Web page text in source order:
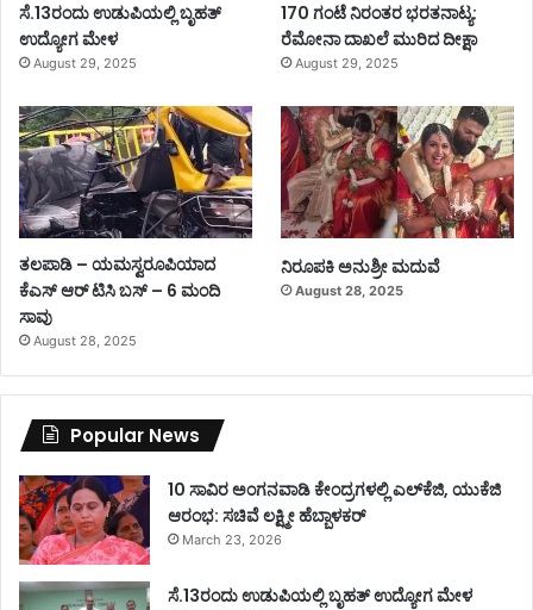
ಸೆ.13ರಂದು ಉಡುಪಿಯಲ್ಲಿ ಬೃಹತ್
ಉದ್ಯೋಗ ಮೇಳ
August 29, 2025
170 ಗಂಟೆ ನಿರಂತರ ಭರತನಾಟ್ಯ:
ರೆಮೋನಾ ದಾಖಲೆ ಮುರಿದ ದೀಕ್ಷಾ
August 29, 2025
ತಲಪಾಡಿ – ಯಮಸ್ವರೂಪಿಯಾದ
ಕೆಎಸ್ ಆರ್ ಟಿಸಿ ಬಸ್ – 6 ಮಂದಿ
ಸಾವು
August 28, 2025
ನಿರೂಪಕಿ ಅನುಶ್ರೀ ಮದುವೆ
August 28, 2025
Popular News
10 ಸಾವಿರ ಅಂಗನವಾಡಿ ಕೇಂದ್ರಗಳಲ್ಲಿ ಎಲ್‌ಕೆಜಿ, ಯುಕೆಜಿ
ಆರಂಭ: ಸಚಿವೆ ಲಕ್ಷ್ಮೀ ಹೆಬ್ಬಾಳಕರ್
March 23, 2026
ಸೆ.13ರಂದು ಉಡುಪಿಯಲ್ಲಿ ಬೃಹತ್ ಉದ್ಯೋಗ ಮೇಳ